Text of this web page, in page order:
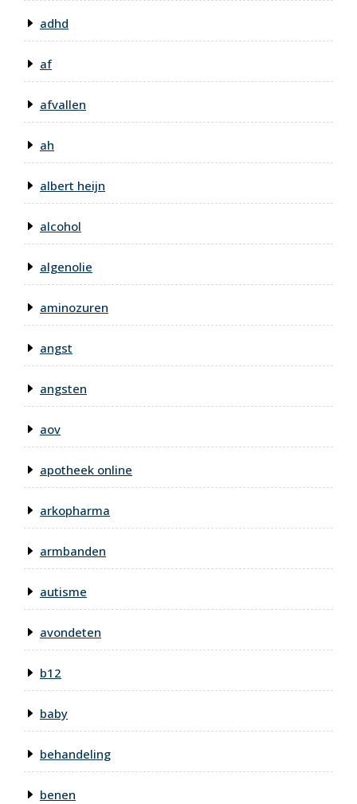
adhd
af
afvallen
ah
albert heijn
alcohol
algenolie
aminozuren
angst
angsten
aov
apotheek online
arkopharma
armbanden
autisme
avondeten
b12
baby
behandeling
benen